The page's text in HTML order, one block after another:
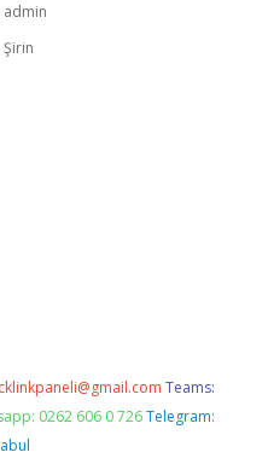
admin
Şirin
Teams:
0262 606 0 726 Telegram: